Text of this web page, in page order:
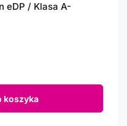
eDP / Klasa A-
koszyka